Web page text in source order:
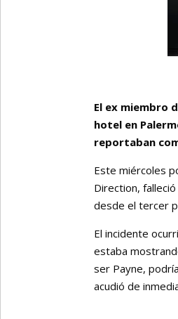
El ex miembro
hotel en
reportaban
Este miércoles
Direction,
desde el tercer
El incidente
estaba
ser Payne,
acudió de